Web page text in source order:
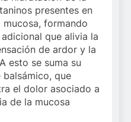
presentes en
formando
que alivia la
de ardor y la
esto se suma su
que
el dolor asociado a
de la mucosa